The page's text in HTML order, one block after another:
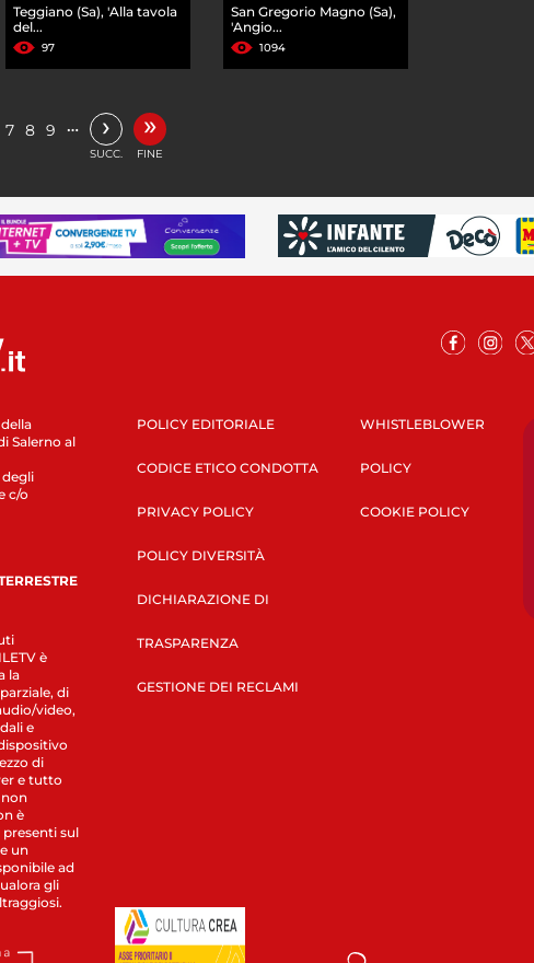
Teggiano (Sa), 'Alla tavola
del...
97
San Gregorio Magno (Sa),
'Angio...
1094
7 8 9 … ›
SUCC.
»
FINE
Salerno al
c/o
è
la
di
video,
e
di
e tutto
è
sul
un
ad
gli
POLICY EDITORIALE
CODICE ETICO CONDOTTA
PRIVACY POLICY
POLICY DIVERSITÀ
DICHIARAZIONE DI
TRASPARENZA
GESTIONE DEI RECLAMI
WHISTLEBLOWER
POLICY
COOKIE POLICY